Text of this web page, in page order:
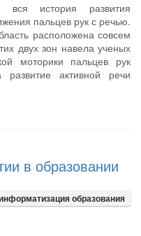
вся история развития
пальцев рук с речью.
расположена совсем
двух зон навела ученых
моторики пальцев рук
активной речи
в образовании
образования